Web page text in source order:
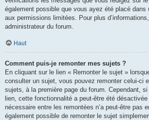
également possible que vous ayez été placé dans
aux permissions limitées. Pour plus
administrateur du forum.
Haut
Comment puis-je remonter mes sujets ?
En cliquant sur le lien « Remonter le sujet »
consulter un sujet, vous pouvez remonter celui-ci
sujets, à la première page du forum. Cependant,
lien, cette fonctionnalité a peut-être été
nécessaire entre les remontées n’a peut-être pas
également possible de remonter le sujet